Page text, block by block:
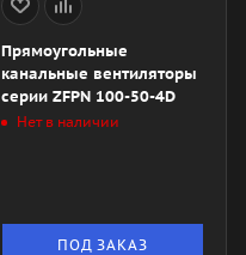
Прямоугольные
канальные вентиляторы
серии ZFPN 100-50-4D
Нет в наличии
ПОД ЗАКАЗ